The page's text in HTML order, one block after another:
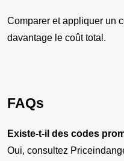
Comparer et appliquer un
davantage le coût total.
FAQs
Existe-t-il des codes
Oui, consultez